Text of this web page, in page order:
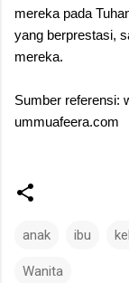
mereka pada
yang berprestasi,
mereka.
Sumber referensi:
ummuafeera.com
anak ibu
Wanita